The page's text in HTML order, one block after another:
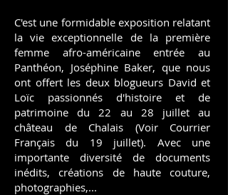
​C'est une formidable exposition relatant
la vie exceptionnelle de la première
femme afro-américaine entrée au
Panthéon, Joséphine Baker, que nous
ont offert les deux blogueurs David et
Loïc passionnés d'histoire et de
patrimoine du 22 au 28 juillet au
château de Chalais (Voir Courrier
Français du 19 juillet). Avec une
importante diversité de documents
inédits, créations de haute couture,
photographies,...